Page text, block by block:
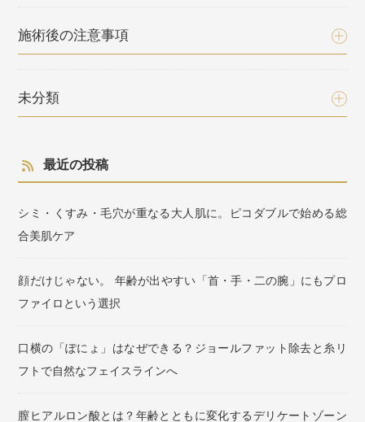
施術後の注意事項
未分類
最近の投稿
シミ・くすみ・毛穴が重なる大人肌に。ピコダブルで始める総
合美肌ケア
顔だけじゃない。 年齢が出やすい「首・手・二の腕」にもプロ
ファイロという選択
口横の「ぽにょ」はなぜできる？ジョールファット除去と糸リ
フトで自然なフェイスラインへ
膣ヒアルロン酸とは？年齢とともに変化するデリケートゾーン